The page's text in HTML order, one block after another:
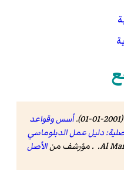
أسس وقواعد
دليل عمل الدبلوماسي
الأصل